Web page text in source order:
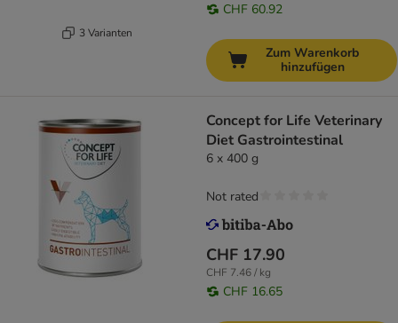
3 Varianten
CHF 60.92
Zum Warenkorb
hinzufügen
Concept for Life Veterinary
Diet Gastrointestinal
6 x 400 g
CHF 17.90
CHF 7.46 / kg
CHF 16.65
Not rated